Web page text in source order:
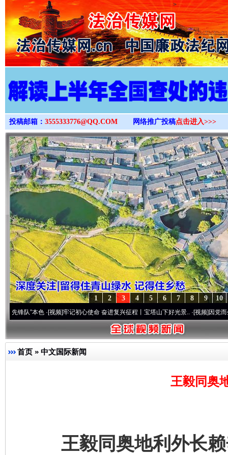
>
投稿邮箱： 3555333776@QQ.COM 网络推广投稿点击进入>>>
10
9
8
7
6
5
4
3
2
1
本色·[视频]牢记初心使命 奋进复兴征程丨宝塔山下好光景..·[视频]因党而生 为党而
首页 » 中文国际新闻
王毅同奥
王毅同奥地利外长赖